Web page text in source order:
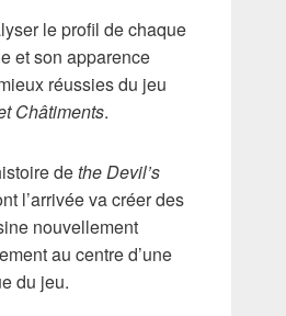
le profil de chaque
et son apparence
réussies du jeu
Châtiments.
dethe Devil’s
l’arrivée va créer des
nouvellement
au centre d’une
du jeu.